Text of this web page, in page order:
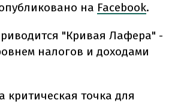
на Facebook.
"Кривая Лафера" -
налогов и доходами
критическая точка для